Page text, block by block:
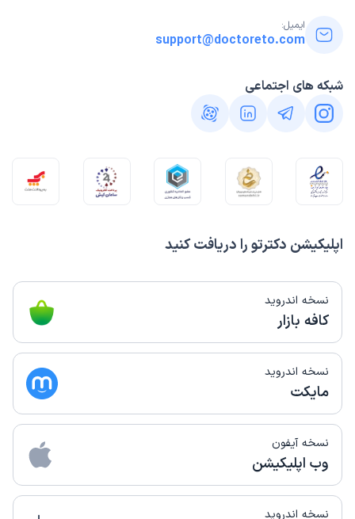
اپلیکیشن دکترتو را دریافت کنید
نسخه اندروید
کافه بازار
نسخه اندروید
مایکت
نسخه آیفون
وب اپلیکیشن
نسخه اندروید
ایمیل:
support@doctoreto.com
شبکه های اجتماعی